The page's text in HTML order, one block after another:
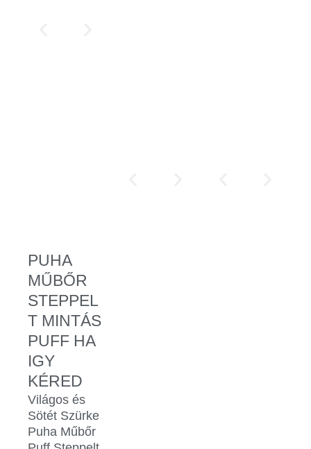
PUHA
MŰBŐR
STEPPEL
T MINTÁS
PUFF HA
IGY
KÉRED
Világos és
Sötét Szürke
Puha Műbőr